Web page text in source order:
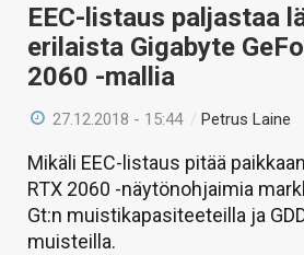
EEC-listaus paljastaa
erilaista Gigabyte
2060 -mallia
27.12.2018 - 15:44 /Petrus Laine
Mikäli EEC-listaus pitää
RTX 2060 -näytönohjaimia
Gt:n muistikapasiteeteilla ja
muisteilla.